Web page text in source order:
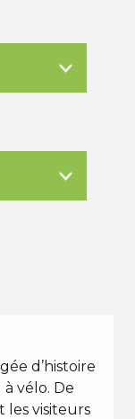
d’histoire
vélo. De
les visiteurs